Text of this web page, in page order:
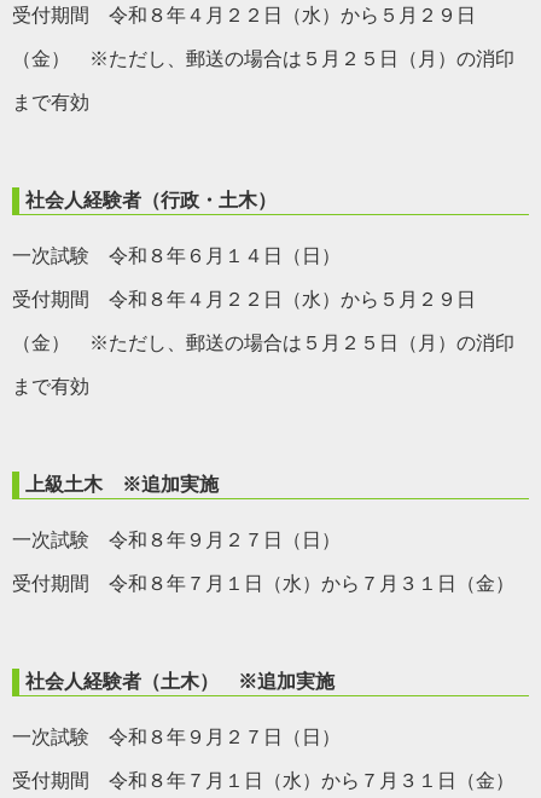
受付期間 令和８年４月２２日（水）から５月２９日
（金） ※ただし、郵送の場合は５月２５日（月）の消印
まで有効
社会人経験者（行政・土木）
一次試験 令和８年６月１４日（日）
受付期間 令和８年４月２２日（水）から５月２９日
（金） ※ただし、郵送の場合は５月２５日（月）の消印
まで有効
上級土木 ※追加実施
一次試験 令和８年９月２７日（日）
受付期間 令和８年７月１日（水）から７月３１日（金）
社会人経験者（土木） ※追加実施
一次試験 令和８年９月２７日（日）
受付期間 令和８年７月１日（水）から７月３１日（金）